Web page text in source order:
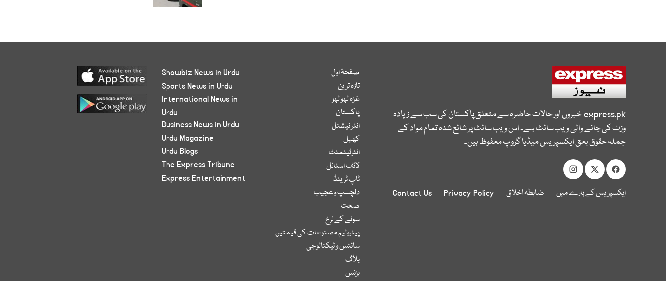
express.pkخبروں اور حالات حاضرہ سے متعلق پاکستان کی سب سے زیادہ
وزٹ کی جانے والی ویب سائٹ ہے۔ اس ویب سائٹ پر شائع شدہ تمام مواد کے
جملہ حقوق بحق ایکسپریس میڈیا گروپ محفوظ ہیں۔
ایکسپریس کے بارے میں ضابطہ اخلاق Privacy Policy
Contact Us
صفحۂ اول
تازہ ترین
غزہ لہو لہو
پاکستان
انٹر نیشنل
کھیل
انٹرٹینمنٹ
لائف اسٹائل
ٹاپ ٹرینڈ
دلچسپ و عجیب
صحت
سونے کے نرخ
پیٹرولیم مصنوعات کی قیمتیں
سائنس و ٹیکنالوجی
بلاگ
بزنس
Showbiz News in Urdu
Sports News in Urdu
International News in
Urdu
Business News in Urdu
Urdu Magazine
Urdu Blogs
The Express Tribune
Express Entertainment